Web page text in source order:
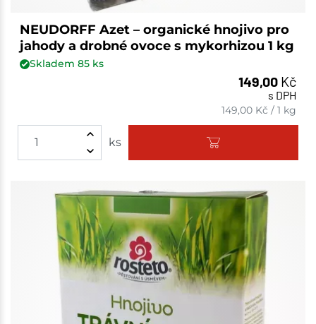
NEUDORFF Azet – organické hnojivo pro
jahody a drobné ovoce s mykorhizou 1 kg
Skladem 85ks
149,00 Kč
s DPH
149,00 Kč /1 kg
ks